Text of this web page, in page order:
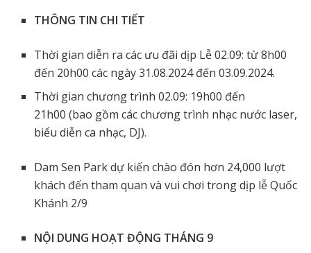
THÔNG TIN CHI TIẾT
Thời gian diễn ra các ưu đãi dịp Lễ 02.09: từ 8h00
đến 20h00 các ngày 31.08.2024 đến 03.09.2024.
Thời gian chương trình 02.09: 19h00 đến
21h00 (bao gồm các chương trình nhạc nước laser,
biểu diễn ca nhạc, DJ).
Dam Sen Park dự kiến chào đón hơn 24,000 lượt
khách đến tham quan và vui chơi trong dịp lễ Quốc
Khánh 2/9
NỘI DUNG HOẠT ĐỘNG THÁNG 9